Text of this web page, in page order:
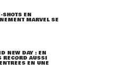
SHOTS EN
MARVEL SE
NEW DAY : EN
RECORD AUSSI
EN UNE